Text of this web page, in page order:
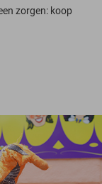
zorgen: koop